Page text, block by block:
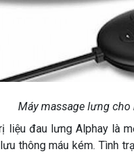
Máy massage lưng
liệu đau lưng Alphay là
thông máu kém. Tình